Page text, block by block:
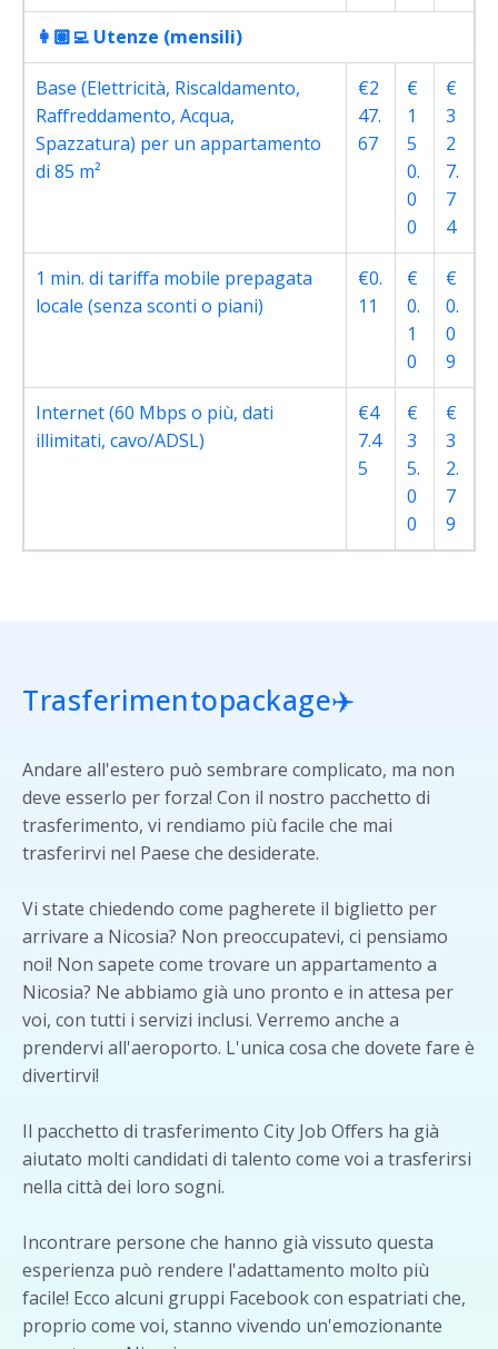
👩🏽‍💻 Utenze (mensili)
Base (Elettricità, Riscaldamento,
Raffreddamento, Acqua,
Spazzatura) per un appartamento
di 85 m²
€2
47.
67
€
1
5
0.
0
0
€
3
2
7.
7
4
1 min. di tariffa mobile prepagata
locale (senza sconti o piani)
€0.
11
€
0.
1
0
€
0.
0
9
Internet (60 Mbps o più, dati
illimitati, cavo/ADSL)
€4
7.4
5
€
3
5.
0
0
€
3
2.
7
9
Trasferimentopackage✈️
Andare all'estero può sembrare complicato, ma non
deve esserlo per forza! Con il nostro pacchetto di
trasferimento, vi rendiamo più facile che mai
trasferirvi nel Paese che desiderate.
Vi state chiedendo come pagherete il biglietto per
arrivare a Nicosia? Non preoccupatevi, ci pensiamo
noi! Non sapete come trovare un appartamento a
Nicosia? Ne abbiamo già uno pronto e in attesa per
voi, con tutti i servizi inclusi. Verremo anche a
prendervi all'aeroporto. L'unica cosa che dovete fare è
divertirvi!
Il pacchetto di trasferimento City Job Offers ha già
aiutato molti candidati di talento come voi a trasferirsi
nella città dei loro sogni.
Incontrare persone che hanno già vissuto questa
esperienza può rendere l'adattamento molto più
facile! Ecco alcuni gruppi Facebook con espatriati che,
proprio come voi, stanno vivendo un'emozionante